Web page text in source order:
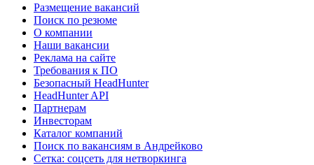
Размещение вакансий
Поиск по резюме
О компании
Наши вакансии
Реклама на сайте
Требования к ПО
Безопасный HeadHunter
HeadHunter API
Партнерам
Инвесторам
Каталог компаний
Поиск по вакансиям в Андрейково
Сетка: соцсеть для нетворкинга